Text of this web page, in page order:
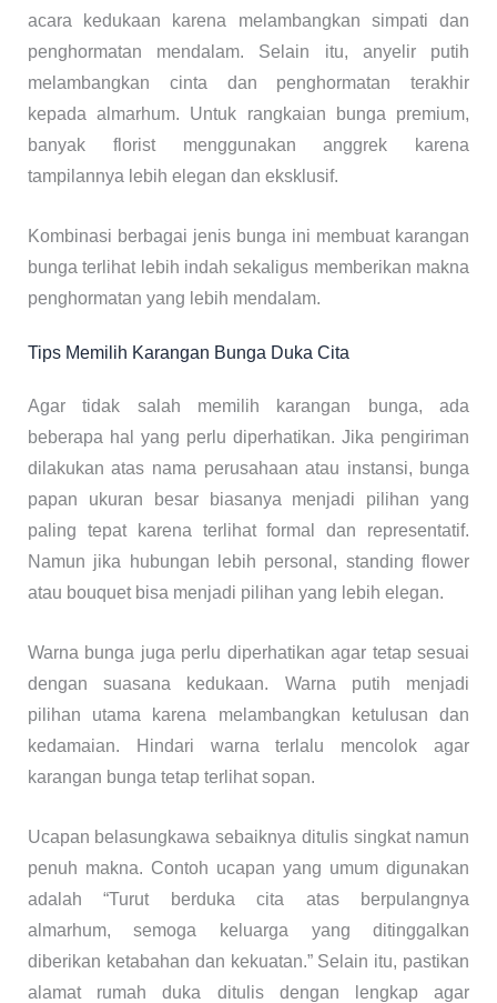
acara kedukaan karena melambangkan simpati dan
penghormatan mendalam. Selain itu, anyelir putih
melambangkan cinta dan penghormatan terakhir
kepada almarhum. Untuk rangkaian bunga premium,
banyak florist menggunakan anggrek karena
tampilannya lebih elegan dan eksklusif.
Kombinasi berbagai jenis bunga ini membuat karangan
bunga terlihat lebih indah sekaligus memberikan makna
penghormatan yang lebih mendalam.
Tips Memilih Karangan Bunga Duka Cita
Agar tidak salah memilih karangan bunga, ada
beberapa hal yang perlu diperhatikan. Jika pengiriman
dilakukan atas nama perusahaan atau instansi, bunga
papan ukuran besar biasanya menjadi pilihan yang
paling tepat karena terlihat formal dan representatif.
Namun jika hubungan lebih personal, standing flower
atau bouquet bisa menjadi pilihan yang lebih elegan.
Warna bunga juga perlu diperhatikan agar tetap sesuai
dengan suasana kedukaan. Warna putih menjadi
pilihan utama karena melambangkan ketulusan dan
kedamaian. Hindari warna terlalu mencolok agar
karangan bunga tetap terlihat sopan.
Ucapan belasungkawa sebaiknya ditulis singkat namun
penuh makna. Contoh ucapan yang umum digunakan
adalah “Turut berduka cita atas berpulangnya
almarhum, semoga keluarga yang ditinggalkan
diberikan ketabahan dan kekuatan.” Selain itu, pastikan
alamat rumah duka ditulis dengan lengkap agar